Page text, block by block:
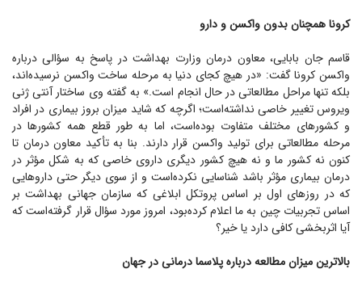
کرونا همچنان بدون واکسن و دارو
قاسم جان بابایی، معاون درمان وزارت بهداشت در پاسخ به سؤالی درباره
واکسن کرونا گفت: «در هیچ کجای دنیا به مرحله ساخت واکسن نرسیده‌اند،
بلکه تنها مراحل مطالعاتی در حال انجام است.» به گفته وی ساختار آنتی ژنی
ویروس تغییر خاصی نداشته‌است؛ اگرچه که شاید میزان بروز بیماری در افراد
و کشور‌های مختلف متفاوت بوده‌است، اما به طور قطع همه کشور‌ها در
مرحله مطالعاتی برای تولید واکسن قرار دارند. بنا به تأکید معاون درمان تا
کنون نه کشور ما و نه هیچ کشور دیگری داروی خاصی که به شکل مؤثر در
درمان بیماری مؤثر باشد شناسایی نکرده‌است و از سوی دیگر حتی دارو‌هایی
که در روز‌های اول بر اساس پروتکل ابلاغی که سازمان جهانی بهداشت بر
اساس تجربیات چین به ما اعلام کرده‌بود، امروز مورد سؤال قرار گرفته‌است که
آیا اثربخشی کافی دارد یا خیر؟
بالاترین میزان مطالعه درباره پلاسما درمانی در جهان